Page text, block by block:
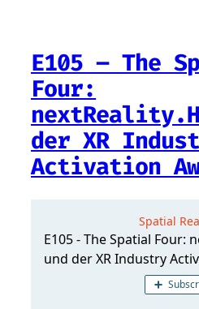
E105 – The
Four:
der XR
Activation